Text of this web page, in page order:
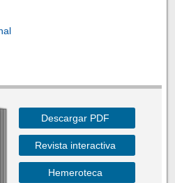
Descargar PDF
Revista interactiva
Hemeroteca